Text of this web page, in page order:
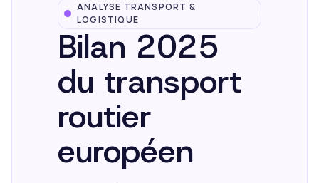
Plateforme
Market Insights
Ressources
ANALYSE TRANSPORT &
LOGISTIQUE
Bilan 2025
du transport
routier
européen